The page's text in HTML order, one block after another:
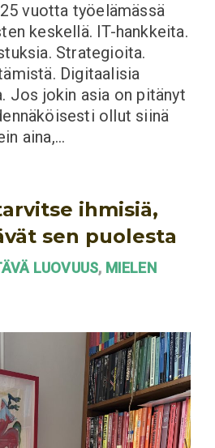
vuotta työelämässä
keskellä. IT-hankkeita.
Strategioita.
Digitaalisia
Jos jokin asia on pitänyt
ollut siinä
aina,…
ihmisiä,
sen puolesta
LUOVUUS, MIELEN